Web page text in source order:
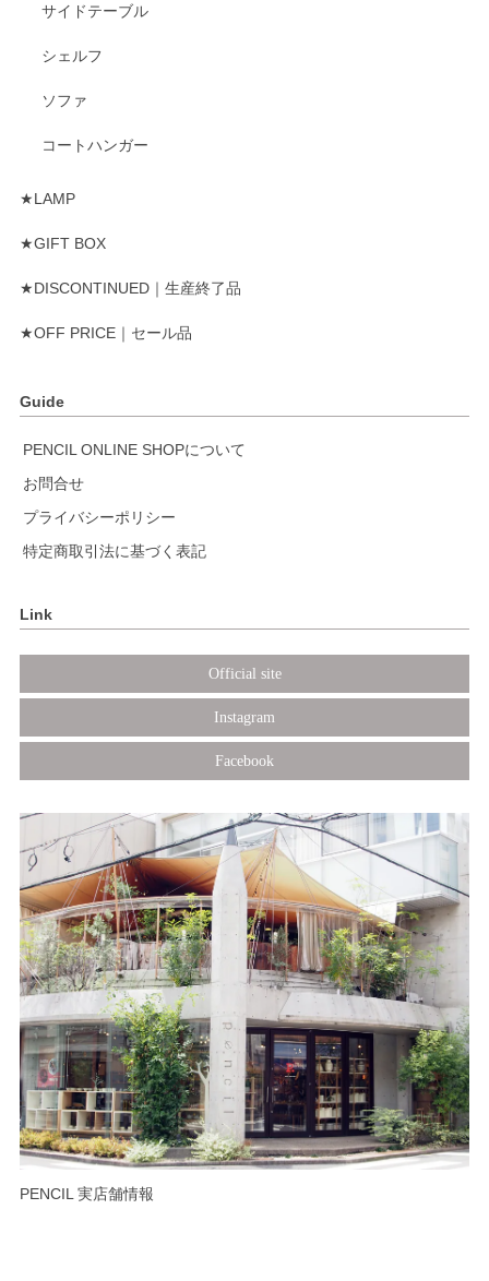
サイドテーブル
シェルフ
ソファ
コートハンガー
★LAMP
★GIFT BOX
★DISCONTINUED｜生産終了品
★OFF PRICE｜セール品
Guide
PENCIL ONLINE SHOPについて
お問合せ
プライバシーポリシー
特定商取引法に基づく表記
Link
Official site
Instagram
Facebook
PENCIL 実店舗情報